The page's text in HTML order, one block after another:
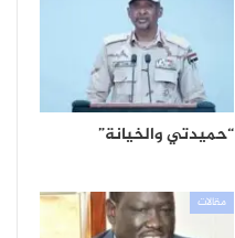
“حميدتي والخيانة”
مقالات